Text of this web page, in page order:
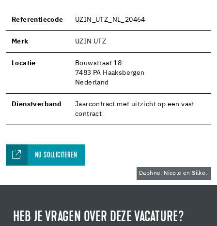
Referentiecode UZIN_UTZ_NL_20464
Merk UZIN UTZ
Locatie
Bouwstraat 18
7483 PA Haaksbergen
Nederland
Dienstverband
Jaarcontract met uitzicht op een vast
contract
NU SOLLICITEREN
Daphne, Nicole en Silke.
HEB JE VRAGEN OVER DEZE VACATURE?